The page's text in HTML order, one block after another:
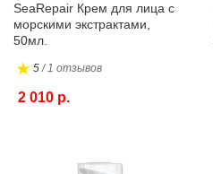
SeaRepair Крем для лица с
морскими экстрактами,
50мл.
5/ 1 отзывов
2 010 р.